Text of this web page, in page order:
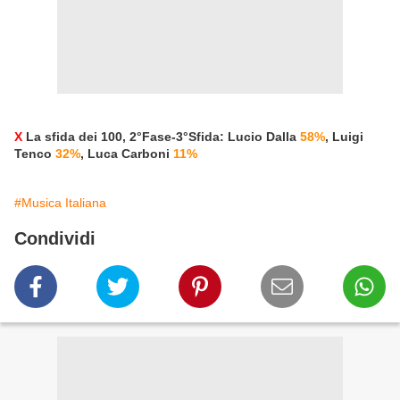
X La sfida dei 100, 2°Fase-3°Sfida: Lucio Dalla 58%, Luigi
Tenco 32%, Luca Carboni 11%
#Musica Italiana
Condividi